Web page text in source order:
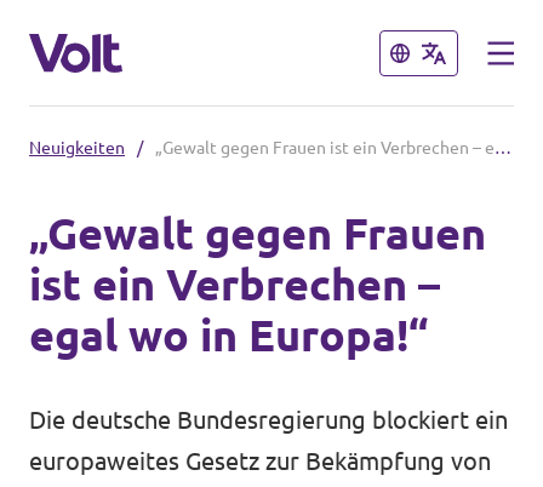
Schließen
Website
Volt in deinem Bundesland
Volt Deutschland Merchandise Shop
Schließen
Programm
Über Volt
Menschen
Neuigkeiten / „Gewalt gegen Frauen ist ein Verbrechen – egal wo in Europa!“
„Gewalt gegen Frauen
ist ein Verbrechen –
egal wo in Europa!“
Die deutsche Bundesregierung blockiert ein
europaweites Gesetz zur Bekämpfung von